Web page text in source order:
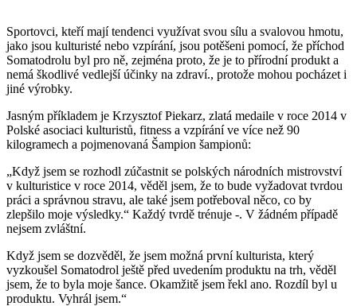
Sportovci, kteří mají tendenci využívat svou sílu a svalovou hmotu,
jako jsou kulturisté nebo vzpírání, jsou potěšeni pomocí, že příchod
Somatodrolu byl pro ně, zejména proto, že je to přírodní produkt a
nemá škodlivé vedlejší účinky na zdraví., protože mohou pocházet i
jiné výrobky.
Jasným příkladem je Krzysztof Piekarz, zlatá medaile v roce 2014 v
Polské asociaci kulturistů, fitness a vzpírání ve více než 90
kilogramech a pojmenovaná Šampion šampionů:
„Když jsem se rozhodl zúčastnit se polských národních mistrovství
v kulturistice v roce 2014, věděl jsem, že to bude vyžadovat tvrdou
práci a správnou stravu, ale také jsem potřeboval něco, co by
zlepšilo moje výsledky.“ Každý tvrdě trénuje -. V žádném případě
nejsem zvláštní.
Když jsem se dozvěděl, že jsem možná první kulturista, který
vyzkoušel Somatodrol ještě před uvedením produktu na trh, věděl
jsem, že to byla moje šance. Okamžitě jsem řekl ano. Rozdíl byl u
produktu. Vyhrál jsem.“